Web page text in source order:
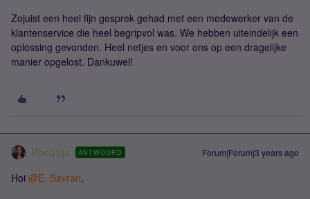
Zojuist een heel fijn gesprek gehad met een medewerker van de
klantenservice die heel begripvol was. We hebben uiteindelijk een
oplossing gevonden. Heel netjes en voor ons op een dragelijke
manier opgelost. Dankuwel!
Roeqajja ANTWOORD Forum|Forum|3 years ago
Hoi @E. Savran,